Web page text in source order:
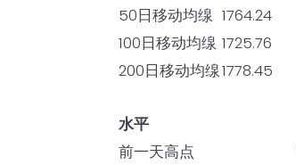
50日移动均缐 1764.24
100日移动均缐 1725.76
200日移动均缐1778.45
水平
前一天高点